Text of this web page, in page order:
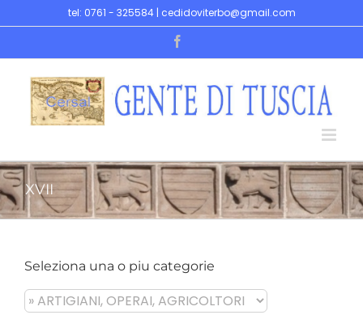
to
tel: 0761 - 325584 | cedidoviterbo@gmail.com
XVII
Seleziona una o piu categorie